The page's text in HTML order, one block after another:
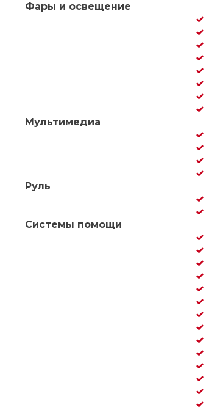
Фары и освещение
Мультимедиа
Руль
Системы помощи